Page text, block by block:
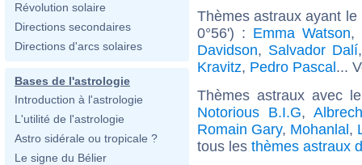
Révolution solaire
Directions secondaires
Directions d'arcs solaires
Bases de l'astrologie
Introduction à l'astrologie
L'utilité de l'astrologie
Astro sidérale ou tropicale ?
Le signe du Bélier
Thèmes astraux ayant
0°56') : Emma Watson,
Davidson, Salvador Dalí
Kravitz, Pedro Pascal...
Thèmes astraux avec
Notorious B.I.G,
Romain Gary, Mohanlal,
tous les thèmes astraux